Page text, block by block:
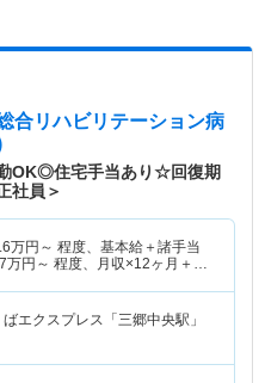
合リハビリテーション病
OK◎住宅手当あり☆回復期
社員＞
万円～ 程度、基本給＋諸手当
万円～ 程度、月収×12ヶ月＋賞
エクスプレス「三郷中央駅」